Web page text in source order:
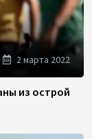
2 марта 2022
из острой